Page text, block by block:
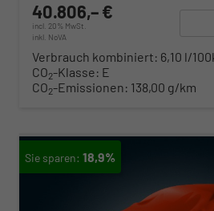
40.806,– €
incl. 20% MwSt.
inkl. NoVA
Verbrauch kombiniert: 6,10 l/
CO2-Klasse: E
CO2-Emissionen: 138,00 g/km
18,9%